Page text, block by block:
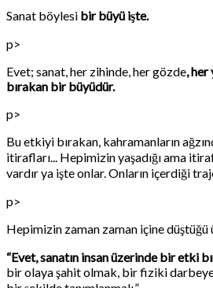
Sanat böylesi bir büyü işte.
p>
Evet; sanat, her zihinde, her gözde,
bırakan bir büyüdür.
p>
Bu etkiyi bırakan, kahramanların
itirafları... Hepimizin yaşadığı ama
vardır ya işte onlar. Onların içerdiği
p>
Hepimizin zaman zaman içine
“Evet, sanatın insan üzerinde bir etki
bir olaya şahit olmak, bir fiziki